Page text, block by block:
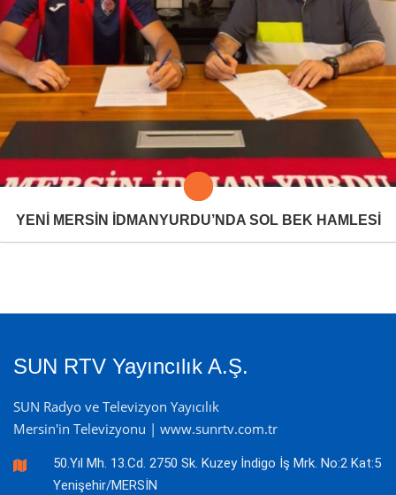
YENİ MERSİN İDMANYURDU’NDA SOL BEK HAMLESİ
SUN RTV Yayıncılık A.Ş.
SUN Radyo ve Televizyon Yayıcılık
Mersin'in Televizyonu | www.sunrtv.com.tr
50.Yıl Mh. 13.Cd. 2750 Sk. Kuzey İndigo İş Mrk. No:2 Kat:5
Yenişehir/MERSİN